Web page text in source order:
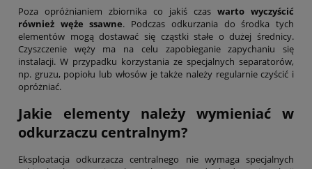
Poza opróżnianiem zbiornika co jakiś czas warto wyczyścić
również węże ssawne. Podczas odkurzania do środka tych
elementów mogą dostawać się cząstki stałe o dużej średnicy.
Czyszczenie węży ma na celu zapobieganie zapychaniu się
instalacji. W przypadku korzystania ze specjalnych separatorów,
np. gruzu, popiołu lub włosów je także należy regularnie czyścić i
opróżniać.
Jakie elementy należy wymieniać w
odkurzaczu centralnym?
Eksploatacja odkurzacza centralnego nie wymaga specjalnych